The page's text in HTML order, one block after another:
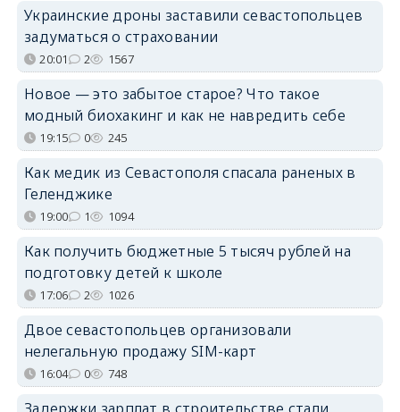
Украинские дроны заставили севастопольцев
задуматься о страховании
20:01 2 1567
Новое — это забытое старое? Что такое
модный биохакинг и как не навредить себе
19:15 0 245
Как медик из Севастополя спасала раненых в
Геленджике
19:00 1 1094
Как получить бюджетные 5 тысяч рублей на
подготовку детей к школе
17:06 2 1026
Двое севастопольцев организовали
нелегальную продажу SIM-карт
16:04 0 748